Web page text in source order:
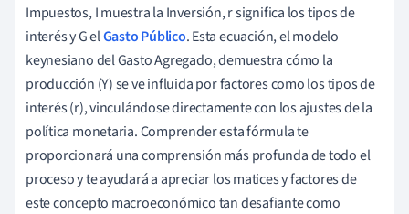
Impuestos, I muestra la Inversión, r significa los tipos de
interés y G elGasto Público. Esta ecuación, el modelo
keynesiano del Gasto Agregado, demuestra cómo la
producción (Y) se ve influida por factores como los tipos de
interés (r), vinculándose directamente con los ajustes de la
política monetaria. Comprender esta fórmula te
proporcionará una comprensión más profunda de todo el
proceso y te ayudará a apreciar los matices y factores de
este concepto macroeconómico tan desafiante como